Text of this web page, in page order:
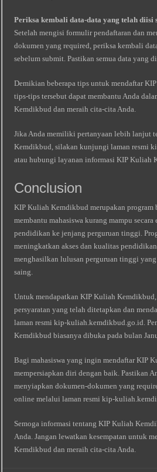
Periksa kembali data-data yang telah diisi
Setelah mengisi formulir pendaftaran dan
dokumen yang required, periksa kembali
sebelum submit. Pastikan semua data yang
Demikian beberapa tips untuk mendaftar
tips-tips tersebut dapat membantu Anda
Kemdikbud dan meraih cita-cita Anda.
Jika Anda memiliki pertanyaan lebih lanjut
Kemdikbud, silakan kunjungi laman resmi
atau hubungi layanan informasi KIP Kuliah
Conclusion
KIP Kuliah Kemdikbud merupakan program
membantu mahasiswa kurang mampu
pendidikan ke jenjang perguruan tinggi.
meningkatkan akses dan kualitas
menghasilkan lulusan perguruan tinggi
saing.
Untuk mendapatkan KIP Kuliah Kemdikbud,
persyaratan yang telah ditetapkan dan
laman resmi kip-kuliah.kemdikbud.go.id.
Kemdikbud biasanya dibuka pada bulan
Bagi mahasiswa yang ingin mendaftar KIP
mempersiapkan diri dengan baik. Pastikan
menyiapkan dokumen-dokumen yang
online melalui laman resmi kip-
Semoga informasi tentang KIP Kuliah
Anda. Jangan lewatkan kesempatan untuk
Kemdikbud dan meraih cita-cita Anda.